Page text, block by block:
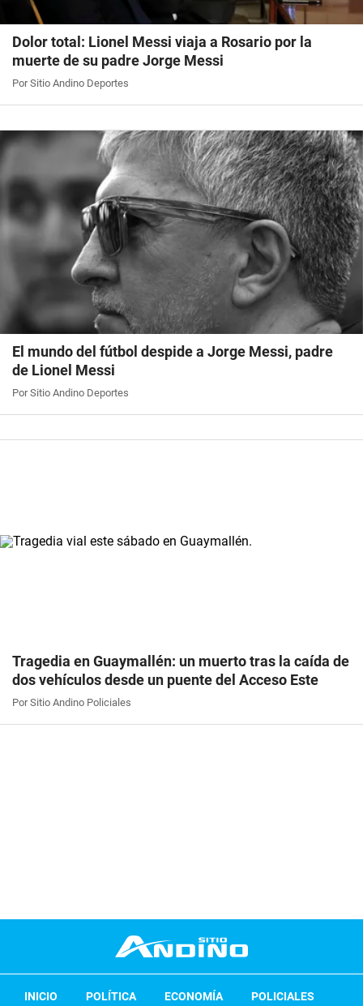
Dolor total: Lionel Messi viaja a Rosario por la
muerte de su padre Jorge Messi
Por Sitio Andino Deportes
El mundo del fútbol despide a Jorge Messi, padre
de Lionel Messi
Por Sitio Andino Deportes
Tragedia en Guaymallén: un muerto tras la caída de
dos vehículos desde un puente del Acceso Este
Por Sitio Andino Policiales
INICIO POLÍTICA ECONOMÍA POLICIALES